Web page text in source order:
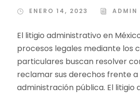
ENERO 14, 2023 ADMIN
El litigio administrativo en
procesos legales mediante los
particulares buscan resolver
reclamar sus derechos frente a
administración pública. El litigio